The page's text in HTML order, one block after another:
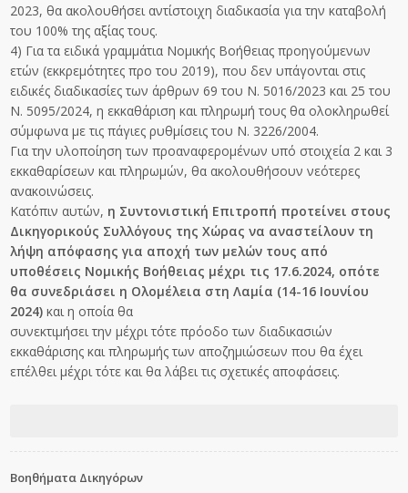
2023, θα ακολουθήσει αντίστοιχη διαδικασία για την καταβολή
του 100% της αξίας τους.
4) Για τα ειδικά γραμμάτια Νομικής Βοήθειας προηγούμενων
ετών (εκκρεμότητες προ του 2019), που δεν υπάγονται στις
ειδικές διαδικασίες των άρθρων 69 του Ν. 5016/2023 και 25 του
Ν. 5095/2024, η εκκαθάριση και πληρωμή τους θα ολοκληρωθεί
σύμφωνα με τις πάγιες ρυθμίσεις του Ν. 3226/2004.
Για την υλοποίηση των προαναφερομένων υπό στοιχεία 2 και 3
εκκαθαρίσεων και πληρωμών, θα ακολουθήσουν νεότερες
ανακοινώσεις.
Κατόπιν αυτών, η Συντονιστική Επιτροπή προτείνει στους
Δικηγορικούς Συλλόγους της Χώρας να αναστείλουν τη
λήψη απόφασης για αποχή των μελών τους από
υποθέσεις Νομικής Βοήθειας μέχρι τις 17.6.2024, οπότε
θα συνεδριάσει η Ολομέλεια στη Λαμία (14-16 Ιουνίου
2024)και η οποία θα
συνεκτιμήσει την μέχρι τότε πρόοδο των διαδικασιών
εκκαθάρισης και πληρωμής των αποζημιώσεων που θα έχει
επέλθει μέχρι τότε και θα λάβει τις σχετικές αποφάσεις.
Βοηθήματα Δικηγόρων